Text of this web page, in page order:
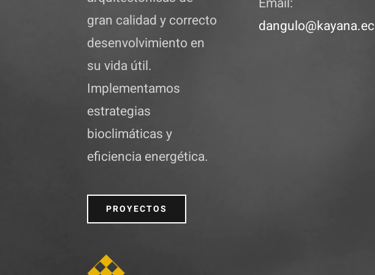
gran calidad y correcto
desenvolvimiento en
su vida útil.
Implementamos
estrategias
bioclimáticas y
eficiencia energética.
PROYECTOS
dangulo@kayana.ec